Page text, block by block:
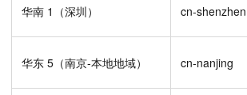
华南 1（深圳） cn-shenzhen
华东 5（南京-本地地域） cn-nanjing